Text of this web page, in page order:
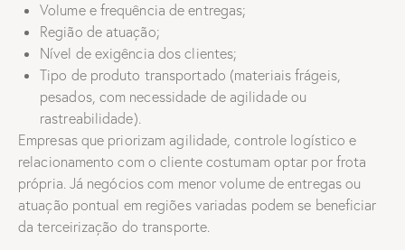
Volume e frequência de entregas;
Região de atuação;
Nível de exigência dos clientes;
Tipo de produto transportado (materiais frágeis,
pesados, com necessidade de agilidade ou
rastreabilidade).
Empresas que priorizam agilidade, controle logístico e
relacionamento com o cliente costumam optar por frota
própria. Já negócios com menor volume de entregas ou
atuação pontual em regiões variadas podem se beneficiar
da terceirização do transporte.